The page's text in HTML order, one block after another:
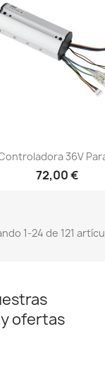
Vista rápida
36V
72,00 €
1-24 de 121
ofertas